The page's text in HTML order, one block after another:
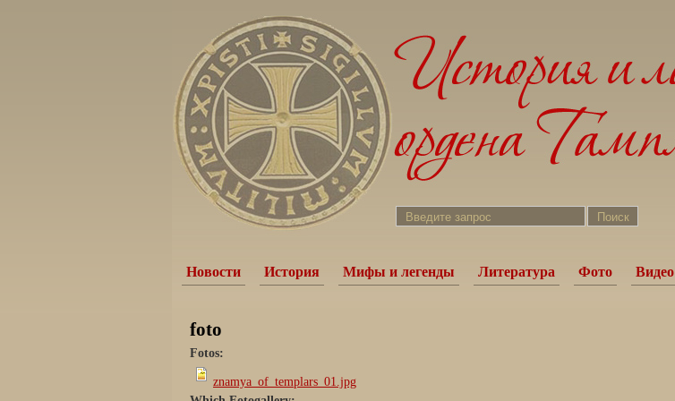
Новости История Мифы и легенды Литература Фото Видео
foto
Fotos:
znamya_of_templars_01.jpg